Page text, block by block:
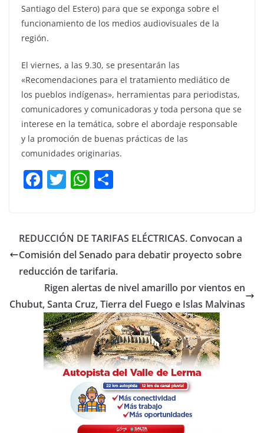
Santiago del Estero) para que se exponga sobre el
funcionamiento de los medios audiovisuales de la
región.
El viernes, a las 9.30, se presentarán las
«Recomendaciones para el tratamiento mediático de
los pueblos indígenas», herramientas para periodistas,
comunicadores y comunicadoras y toda persona que se
interese en la temática, sobre el abordaje responsable
y la promoción de buenas prácticas de las
comunidades originarias.
F
e
b
o
o
k
T
er
W
s
A
p
p
p
ar
tir
REDUCCIÓN DE TARIFAS ELÉCTRICAS. Convocan a
Comisión del Senado para debatir proyecto sobre
reducción de tarifaria.
Rigen alertas de nivel amarillo por vientos en
Chubut, Santa Cruz, Tierra del Fuego e Islas Malvinas